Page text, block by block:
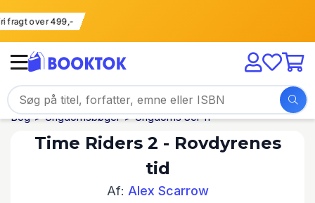
Fri fragt over 499,-
Bog Ungdomsbøger Ungdoms Sci-fi
Time Riders 2 - Rovdyrenes
tid
Af: Alex Scarrow